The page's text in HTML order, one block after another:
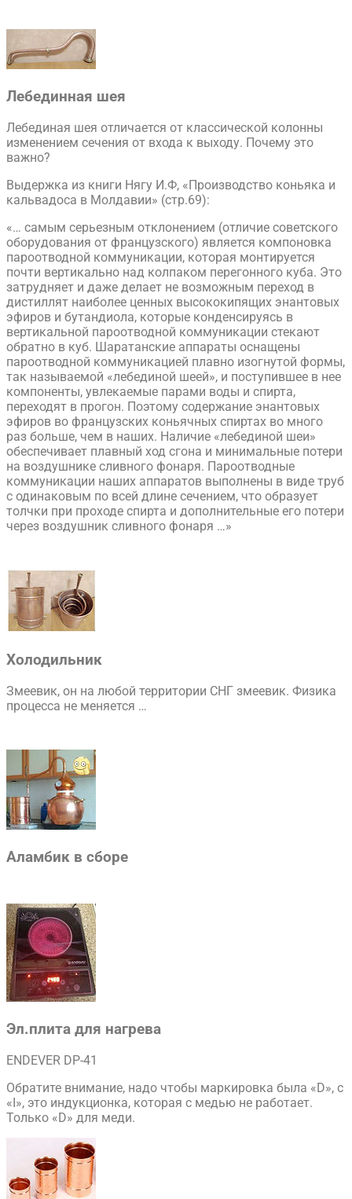
Лебединная шея
Лебединая шея отличается от классической колонны
изменением сечения от входа к выходу. Почему это
важно?
Выдержка из книги Нягу И.Ф, «Производство коньяка и
кальвадоса в Молдавии» (стр.69):
«… самым серьезным отклонением (отличие советского
оборудования от французского) является компоновка
пароотводной коммуникации, которая монтируется
почти вертикально над колпаком перегонного куба. Это
затрудняет и даже делает не возможным переход в
дистиллят наиболее ценных высококипящих энантовых
эфиров и бутандиола, которые конденсируясь в
вертикальной пароотводной коммуникации стекают
обратно в куб. Шаратанские аппараты оснащены
пароотводной коммуникацией плавно изогнутой формы,
так называемой «лебединой шеей», и поступившее в нее
компоненты, увлекаемые парами воды и спирта,
переходят в прогон. Поэтому содержание энантовых
эфиров во французских коньячных спиртах во много
раз больше, чем в наших. Наличие «лебединой шеи»
обеспечивает плавный ход сгона и минимальные потери
на воздушнике сливного фонаря. Пароотводные
коммуникации наших аппаратов выполнены в виде труб
с одинаковым по всей длине сечением, что образует
толчки при проходе спирта и дополнительные его потери
через воздушник сливного фонаря …»
Холодильник
Змеевик, он на любой территории СНГ змеевик. Физика
процесса не меняется …
Аламбик в сборе
Эл.плита для нагрева
ENDEVER DP-41
Обратите внимание, надо чтобы маркировка была «D», с
«I», это индукционка, которая с медью не работает.
Только «D» для меди.